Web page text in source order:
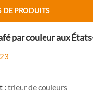
DE PRODUITS
par couleur aux
: trieur de couleurs